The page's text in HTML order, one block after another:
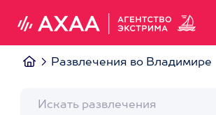
Развлечения во Владимире